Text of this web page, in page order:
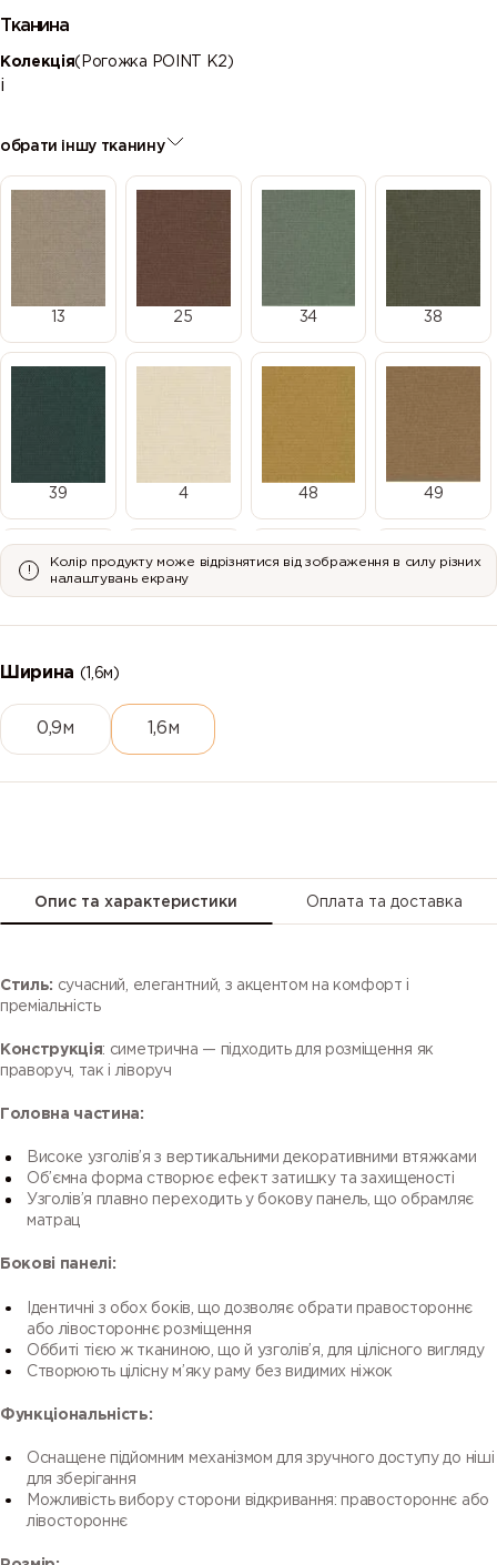
Тканина
Колекція(Рогожка POINT K2)
і
обрати іншу тканину
13 25 34 38
39 4 48 49
52
Колір продукту може відрізнятися від зображення в силу різних
налаштувань екрану
Ширина (1,6м)
0,9м 1,6м
Опис та характеристики Оплата та доставка
Стиль: сучасний, елегантний, з акцентом на комфорт і
преміальність
Конструкція: симетрична — підходить для розміщення як
праворуч, так і ліворуч
Головна частина:
Високе узголів’я з вертикальними декоративними втяжками
Об’ємна форма створює ефект затишку та захищеності
Узголів’я плавно переходить у бокову панель, що обрамляє
матрац
Бокові панелі:
Ідентичні з обох боків, що дозволяє обрати правостороннє
або лівостороннє розміщення
Оббиті тією ж тканиною, що й узголів’я, для цілісного вигляду
Створюють цілісну м’яку раму без видимих ніжок
Функціональність:
Оснащене підйомним механізмом для зручного доступу до ніші
для зберігання
Можливість вибору сторони відкривання: правостороннє або
лівостороннє